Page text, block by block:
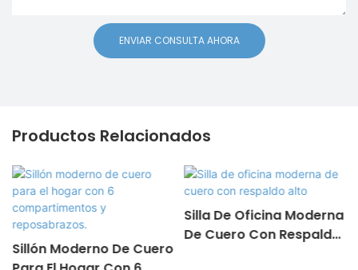
ENVIAR CONSULTA AHORA
Productos Relacionados
Sillón Moderno De Cuero
Silla De Oficina Moderna
De Cuero Con Respaldo